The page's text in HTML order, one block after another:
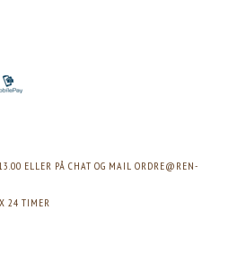
ELLER PÅ CHAT OG MAIL ORDRE@REN-
24 TIMER